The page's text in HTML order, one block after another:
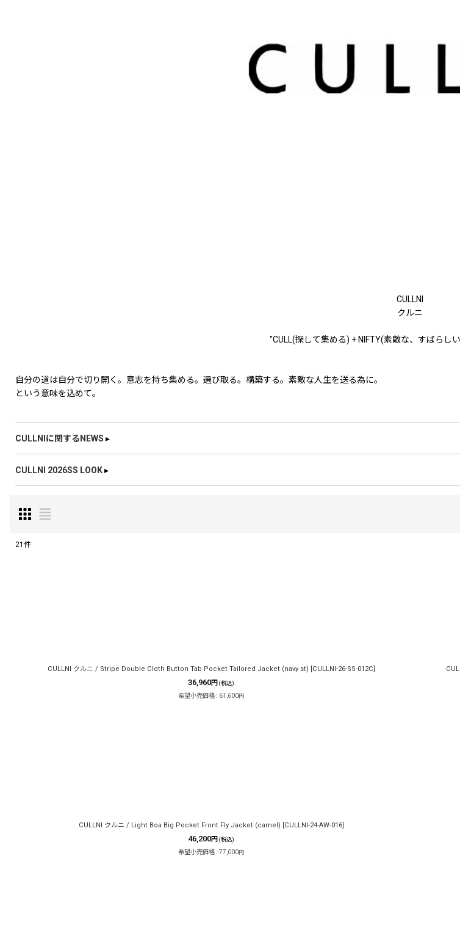
CULLNI
クルニ
"CULL(探して集める) + NIFTY(素敵な、すばらし
自分の道は自分で切り開く。意志を持ち集める。選び取る。構築する。素敵な人生を送る為に。
という意味を込めて。
CULLNIに関するNEWS ▸
CULLNI 2026SS LOOK▸
21 件
CULLNI クルニ / Stripe Double Cloth Button Tab Pocket Tailored Jacket (navy st) CULLNI-26-SS-012C
36,960円 (税込)
希望小売価格: 61,600円
CULLNI クルニ / Light Boa Big Pocket Front Fly Jacket (camel) CULLNI-24-AW-016]
46,200円 (税込)
希望小売価格: 77,000円